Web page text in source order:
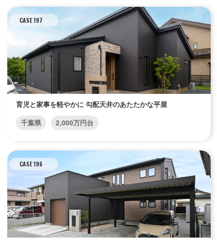
CASE 197
育児と家事を軽やかに 勾配天井のあたたかな平屋
千葉県 2,000万円台
CASE 196